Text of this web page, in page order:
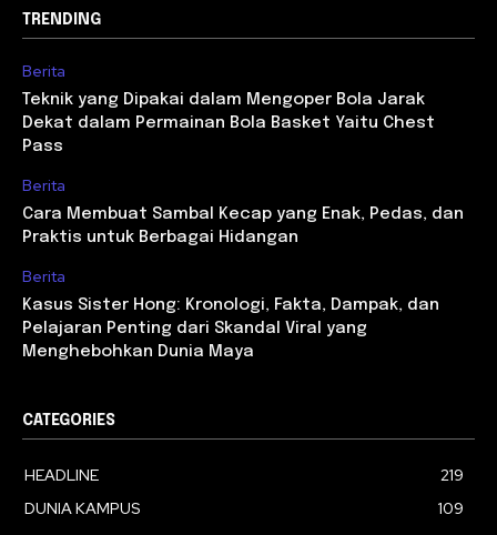
TRENDING
Berita
Teknik yang Dipakai dalam Mengoper Bola Jarak
Dekat dalam Permainan Bola Basket Yaitu Chest
Pass
Berita
Cara Membuat Sambal Kecap yang Enak, Pedas, dan
Praktis untuk Berbagai Hidangan
Berita
Kasus Sister Hong: Kronologi, Fakta, Dampak, dan
Pelajaran Penting dari Skandal Viral yang
Menghebohkan Dunia Maya
CATEGORIES
HEADLINE
219
DUNIA KAMPUS
109